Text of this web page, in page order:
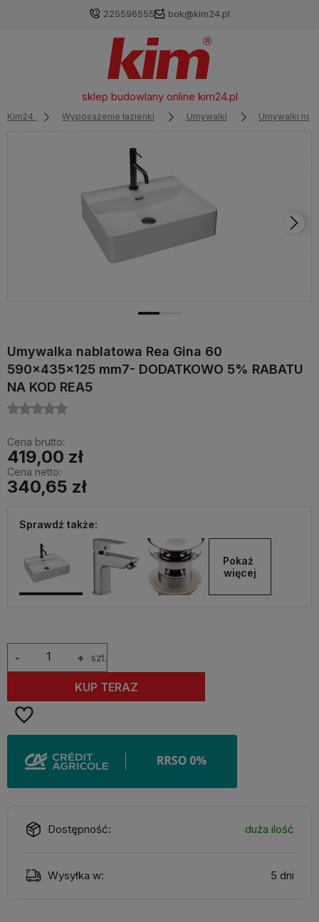
225596555 bok@kim24.pl
sklep budowlany online kim24.pl
Kim24 Wyposażenie łazienki Umywalki Umywalki
Umywalka nablatowa Rea Gina 60
590x435x125 mm7- DODATKOWO 5% RABATU
NA KOD REA5
Cena brutto:
419,00 zł
Cena netto:
340,65 zł
Sprawdź także:
Pokaż
więcej
+
- szt.
KUP TERAZ
Dostępność: duża ilość
Wysyłka w: 5 dni